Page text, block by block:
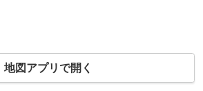
地図アプリで開く